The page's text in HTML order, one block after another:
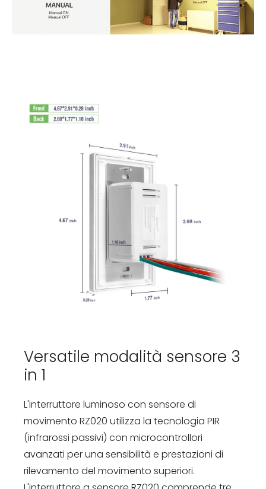
Versatile modalità sensore 3
in 1
L'interruttore luminoso con sensore di
movimento RZ020 utilizza la tecnologia PIR
(infrarossi passivi) con microcontrollori
avanzati per una sensibilità e prestazioni di
rilevamento del movimento superiori.